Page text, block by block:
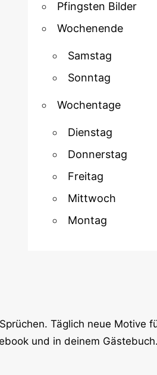
Pfingsten Bilder
Wochenende
Samstag
Sonntag
Wochentage
Dienstag
Donnerstag
Freitag
Mittwoch
Montag
Täglich neue Motive
und in deinem Gästebuch.